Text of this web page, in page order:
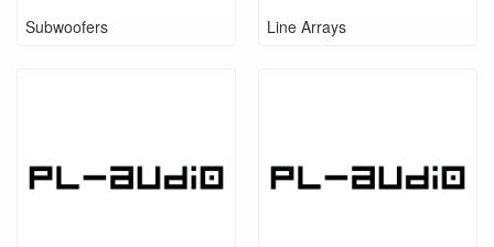
Subwoofers Line Arrays